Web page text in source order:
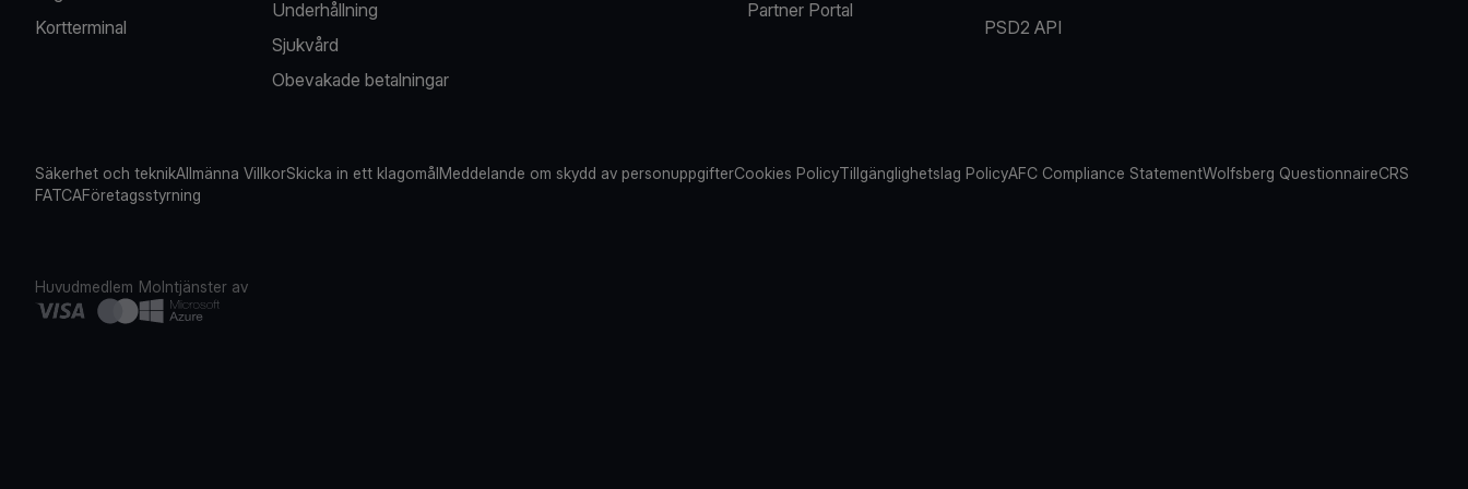
Kortterminal
Underhållning
Sjukvård
Obevakade betalningar
Partner Portal
PSD2 API
Säkerhet och teknikAllmänna VillkorSkicka in ett klagomålMeddelande om skydd av personuppgifterCookies PolicyTillgänglighetslag PolicyAFC Compliance StatementWolfsberg QuestionnaireCRS
FATCAFöretagsstyrning
Huvudmedlem Molntjänster av